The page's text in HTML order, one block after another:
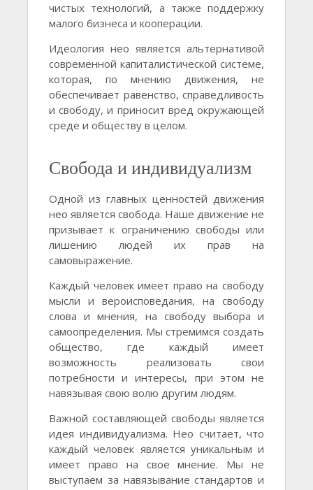
чистых технологий, а также поддержку
малого бизнеса и кооперации.
Идеология нео является альтернативой
современной капиталистической системе,
которая, по мнению движения, не
обеспечивает равенство, справедливость
и свободу, и приносит вред окружающей
среде и обществу в целом.
Свобода и индивидуализм
Одной из главных ценностей движения
нео является свобода. Наше движение не
призывает к ограничению свободы или
лишению людей их прав на
самовыражение.
Каждый человек имеет право на свободу
мысли и вероисповедания, на свободу
слова и мнения, на свободу выбора и
самоопределения. Мы стремимся создать
общество, где каждый имеет
возможность реализовать свои
потребности и интересы, при этом не
навязывая свою волю другим людям.
Важной составляющей свободы является
идея индивидуализма. Нео считает, что
каждый человек является уникальным и
имеет право на свое мнение. Мы не
выступаем за навязывание стандартов и